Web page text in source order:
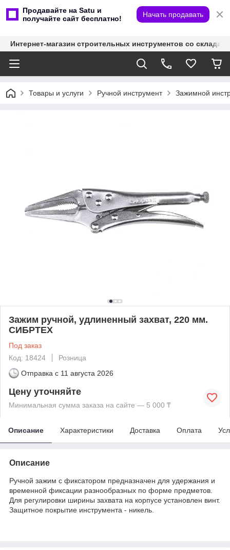
Продавайте на Satu и
получайте сайт бесплатно!
Начать продавать
Интернет-магазин строительных инструментов со склада
Товары и услуги Ручной инструмент Зажимной
Зажим ручной, удлиненный захват, 220 мм.
СИБРТЕХ
Под заказ
Код: 18424
Розница
Отправка с 11 августа 2026
Цену уточняйте
Минимальная сумма заказа на сайте — 5 000 ₸
Описание Характеристики Доставка Оплата
Описание
Ручной зажим с фиксатором предназначен для удержания и
временной фиксации разнообразных по форме предметов.
Для регулировки ширины захвата на корпусе установлен винт.
Защитное покрытие инструмента - никель.